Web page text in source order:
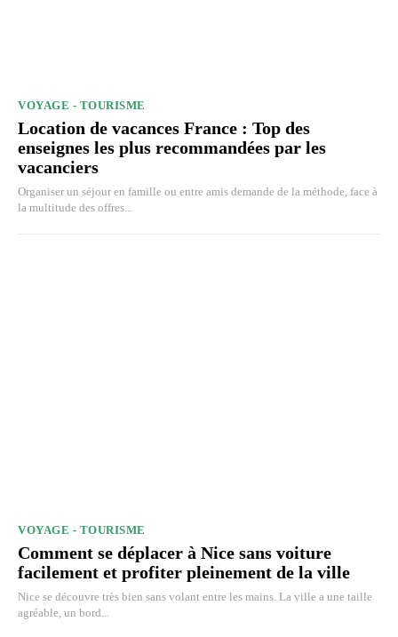
VOYAGE - TOURISME
Location de vacances France : Top des
enseignes les plus recommandées par les
vacanciers
Organiser un séjour en famille ou entre amis demande de la méthode, face à
la multitude des offres...
VOYAGE - TOURISME
Comment se déplacer à Nice sans voiture
facilement et profiter pleinement de la ville
Nice se découvre très bien sans volant entre les mains. La ville a une taille
agréable, un bord...